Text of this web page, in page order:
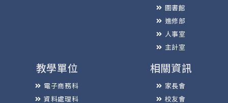
圖書館
進修部
人事室
主計室
教學單位
電子商務科
資料處理科
相關資訊
家長會
校友會